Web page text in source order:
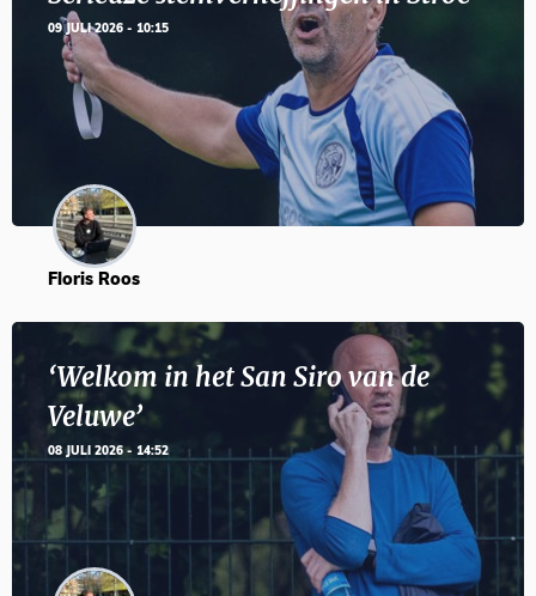
09 JULI 2026 - 10:15
Floris Roos
‘Welkom in het San Siro van de
Veluwe’
08 JULI 2026 - 14:52